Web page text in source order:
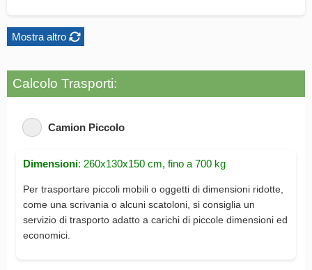
Mostra altro
Calcolo Trasporti:
Camion Piccolo
Dimensioni: 260x130x150 cm, fino a 700 kg
Per trasportare piccoli mobili o oggetti di dimensioni ridotte,
come una scrivania o alcuni scatoloni, si consiglia un
servizio di trasporto adatto a carichi di piccole dimensioni ed
economici.